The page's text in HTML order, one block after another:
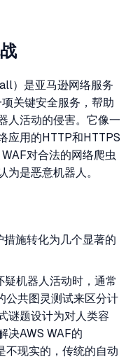
）是亚马逊网络服务
关键安全服务，帮助
人活动的侵害。它像一
应用的HTTP和HTTPS
对合法的网络爬虫
是恶意机器人。
施转化为几个显著的
疑机器人活动时，通常
公共图灵测试来区分计
谜题设计为对人类容
决AWS WAF的
不现实的，传统的自动